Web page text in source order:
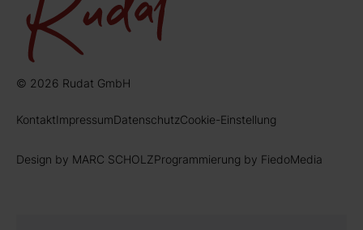
© 2026 Rudat GmbH
KontaktImpressumDatenschutzCookie-Einstellung
Design by MARC SCHOLZProgrammierung by FiedoMedia